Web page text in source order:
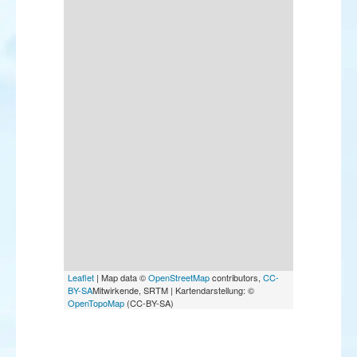
Leaflet | Map data ©OpenStreetMapcontributors, CC-
BY-SAMitwirkende, SRTM | Kartendarstellung: ©
OpenTopoMap (CC-BY-SA)